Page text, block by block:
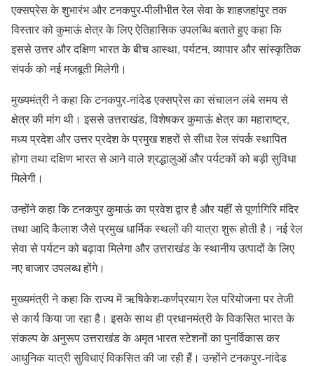
एक्सप्रेस के शुभारंभ और टनकपुर-पीलीभीत रेल सेवा के शाहजहांपुर तक
विस्तार को कुमाऊं क्षेत्र के लिए ऐतिहासिक उपलब्धि बताते हुए कहा कि
इससे उत्तर और दक्षिण भारत के बीच आस्था, पर्यटन, व्यापार और सांस्कृतिक
संपर्क को नई मजबूती मिलेगी।
मुख्यमंत्री ने कहा कि टनकपुर-नांदेड एक्सप्रेस का संचालन लंबे समय से
क्षेत्र की मांग थी। इससे उत्तराखंड, विशेषकर कुमाऊं क्षेत्र का महाराष्ट्र,
मध्य प्रदेश और उत्तर प्रदेश के प्रमुख शहरों से सीधा रेल संपर्क स्थापित
होगा तथा दक्षिण भारत से आने वाले श्रद्धालुओं और पर्यटकों को बड़ी सुविधा
मिलेगी।
उन्होंने कहा कि टनकपुर कुमाऊं का प्रवेश द्वार है और यहीं से पूर्णागिरि मंदिर
तथा आदि कैलाश जैसे प्रमुख धार्मिक स्थलों की यात्रा शुरू होती है। नई रेल
सेवा से पर्यटन को बढ़ावा मिलेगा और उत्तराखंड के स्थानीय उत्पादों के लिए
नए बाजार उपलब्ध होंगे।
मुख्यमंत्री ने कहा कि राज्य में ऋषिकेश-कर्णप्रयाग रेल परियोजना पर तेजी
से कार्य किया जा रहा है। इसके साथ ही प्रधानमंत्री के विकसित भारत के
संकल्प के अनुरूप उत्तराखंड के अमृत भारत स्टेशनों का पुनर्विकास कर
आधुनिक यात्री सुविधाएं विकसित की जा रही हैं। उन्होंने टनकपुर-नांदेड